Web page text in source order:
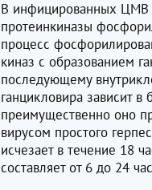
В инфицированных ЦМВ
протеинкиназы
процесс
киназ с образованием
последующему
ганцикловира зависит
преимущественно оно
вирусом простого
исчезает в течение 18
составляет от 6 до 24